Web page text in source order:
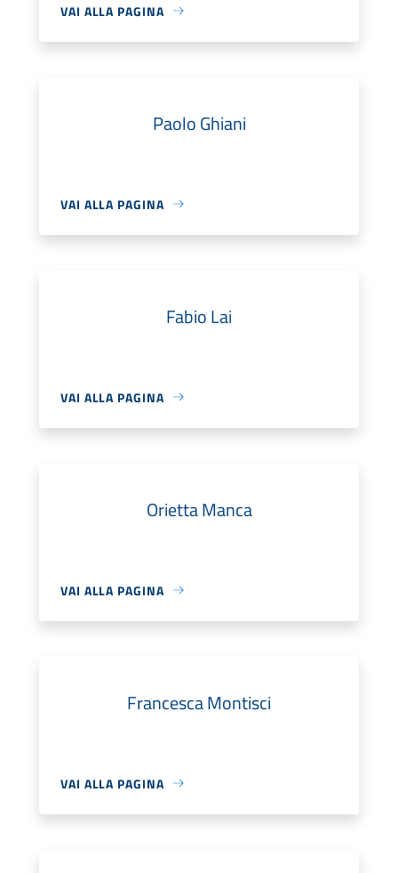
VAI ALLA PAGINA
Paolo Ghiani
VAI ALLA PAGINA
Fabio Lai
VAI ALLA PAGINA
Orietta Manca
VAI ALLA PAGINA
Francesca Montisci
VAI ALLA PAGINA